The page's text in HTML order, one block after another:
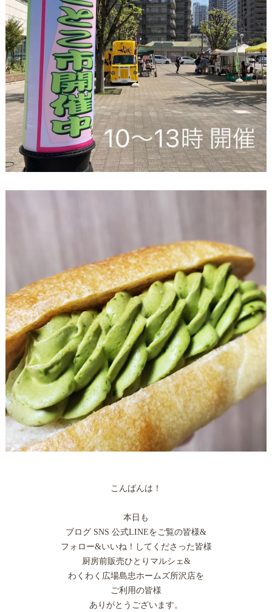
こんばんは！
本日も
ブログ SNS 公式LINEをご覧の皆様&
フォロー&いいね！してくださった皆様
厨房前販売ひとりマルシェ&
わくわく広場島忠ホームズ所沢店を
ご利用の皆様
ありがとうございます。